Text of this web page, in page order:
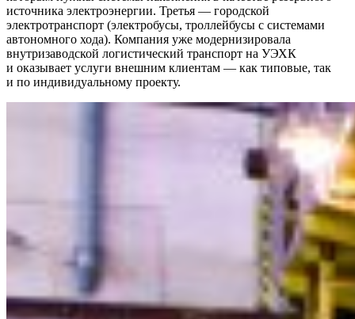
источника электроэнергии. Третья — ​городской
электротранспорт (электробусы, троллейбусы с системами
автономного хода). Компания уже модернизировала
внутризаводской логистический транспорт на УЭХК
и оказывает услуги внешним клиентам — ​как типовые, так
и по индивидуальному проекту.